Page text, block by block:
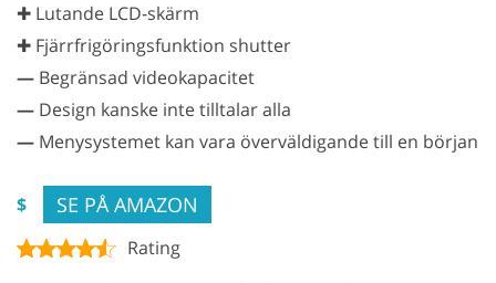
✚ Lutande LCD-skärm
✚ Fjärrfrigöringsfunktion shutter
— Begränsad videokapacitet
— Design kanske inte tilltalar alla
— Menysystemet kan vara överväldigande till en början
$ SE PÅ AMAZON
Rating